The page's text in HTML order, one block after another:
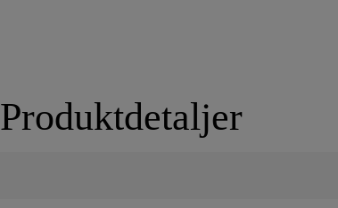
Produktdetaljer